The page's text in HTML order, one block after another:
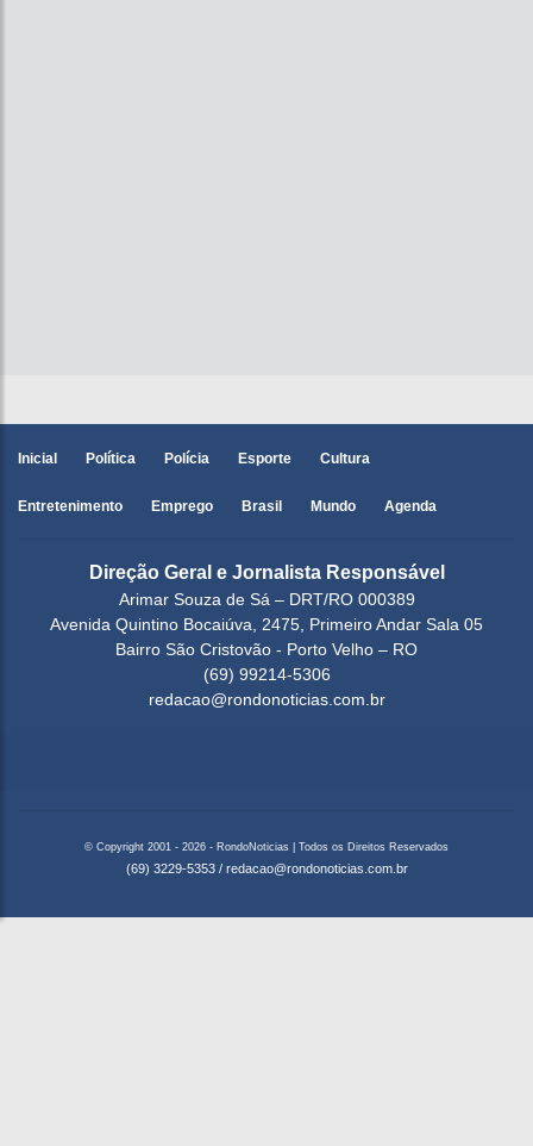
Inicial Política Polícia Esporte Cultura
Entretenimento Emprego Brasil Mundo Agenda
Direção Geral e Jornalista Responsável
Arimar Souza de Sá – DRT/RO 000389
Avenida Quintino Bocaiúva, 2475, Primeiro Andar Sala 05
Bairro São Cristovão - Porto Velho – RO
(69) 99214-5306
redacao@rondonoticias.com.br
© Copyright 2001 - 2026 - RondoNoticias | Todos os Direitos Reservados
(69) 3229-5353 / redacao@rondonoticias.com.br